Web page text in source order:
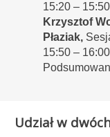
15:20 – 15:50
Krzysztof
Płaziak,
15:50 – 16:00
Udział w